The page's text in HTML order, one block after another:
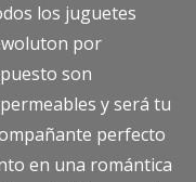
los juguetes
por
son
y será tu
perfecto
en una romántica